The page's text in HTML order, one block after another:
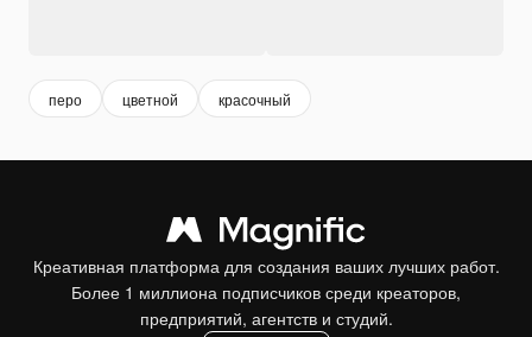
перо цветной красочный
Креативная платформа для создания ваших лучших работ.
Более 1 миллиона подписчиков среди креаторов,
предприятий, агентств и студий.